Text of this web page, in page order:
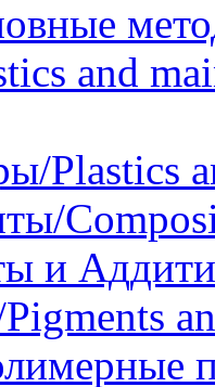
and
Plastics
и